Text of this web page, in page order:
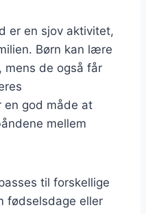
er en sjov aktivitet,
Børn kan lære
mens de også får
en god måde at
mellem
til forskellige
fødselsdage eller